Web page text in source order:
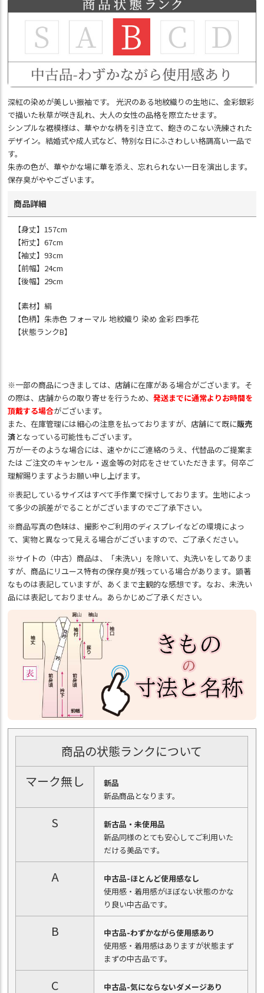
深紅の染めが美しい振袖です。 光沢のある地紋織りの生地に、金彩銀彩
で描いた秋草が咲き乱れ、大人の女性の品格を際立たせます。
シンプルな裾模様は、華やかな柄を引き立て、飽きのこない洗練された
デザイン。結婚式や成人式など、特別な日にふさわしい格調高い一品で
す。
朱赤の色が、華やかな場に華を添え、忘れられない一日を演出します。
保存臭がややございます。
商品詳細
【身丈】157cm
【裄丈】67cm
【袖丈】93cm
【前幅】24cm
【後幅】29cm
【素材】絹
【色柄】朱赤色 フォーマル 地紋織り 染め 金彩 四季花
【状態ランクB】
※一部の商品につきましては、店舗に在庫がある場合がございます。そ
の際は、店舗からの取り寄せを行うため、発送までに通常よりお時間を
頂戴する場合がございます。
また、在庫管理には細心の注意を払っておりますが、店舗にて既に販売
済となっている可能性もございます。
万が一そのような場合には、速やかにご連絡のうえ、代替品のご提案ま
たは ご注文のキャンセル・返金等の対応をさせていただきます。何卒ご
理解賜りますようお願い申し上げます。
※表記しているサイズはすべて手作業で採寸しております。生地によっ
て多少の誤差がでることがございますのでご了承下さい。
※商品写真の色味は、撮影やご利用のディスプレイなどの環境によっ
て、実物と異なって見える場合がございますので、ご了承ください。
※サイトの（中古）商品は、「未洗い」を除いて、丸洗いをしてありま
すが、商品にリユース特有の保存臭が残っている場合があります。顕著
なものは表記していますが、あくまで主観的な感想です。なお、未洗い
品には表記しておりません。あらかじめご了承ください。
商品の状態ランクについて
マーク無し
新品
新品商品となります。
S
新古品・未使用品
新品同様のとても安心してご利用いた
だける美品です。
A
中古品-ほとんど使用感なし
使用感・着用感がほぼない状態のかな
り良い中古品です。
B
中古品-わずかながら使用感あり
使用感・着用感はありますが状態まず
まずの中古品です。
C 中古品-気にならないダメージあり